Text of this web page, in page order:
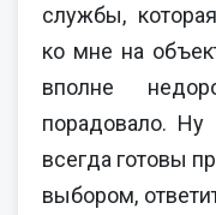
службы,
ко мне на
вполне
порадовало.
всегда готовы
выбором,